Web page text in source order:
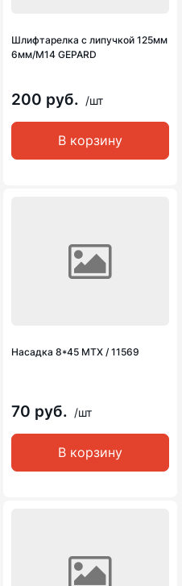
Шлифтарелка с липучкой 125мм
6мм/М14 GEPARD
200 руб. /шт
В корзину
Насадка 8*45 MTX / 11569
70 руб. /шт
В корзину